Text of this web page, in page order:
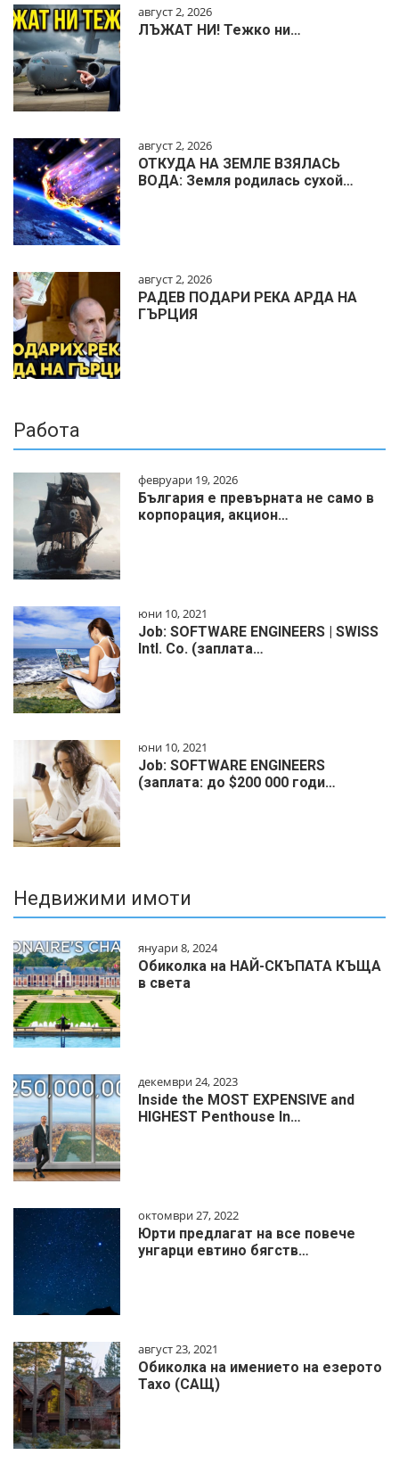
август 2, 2026
ЛЪЖАТ НИ! Тежко ни…
август 2, 2026
ОТКУДА НА ЗЕМЛЕ ВЗЯЛАСЬ
ВОДА: Земля родилась сухой…
август 2, 2026
РАДЕВ ПОДАРИ РЕКА АРДА НА
ГЪРЦИЯ
Работа
февруари 19, 2026
България е превърната не само в
корпорация, акцион…
юни 10, 2021
Job: SOFTWARE ENGINEERS | SWISS
Intl. Co. (заплата…
юни 10, 2021
Job: SOFTWARE ENGINEERS
(заплата: до $200 000 годи…
Недвижими имоти
януари 8, 2024
Обиколка на НАЙ-СКЪПАТА КЪЩА
в света
декември 24, 2023
Inside the MOST EXPENSIVE and
HIGHEST Penthouse In…
октомври 27, 2022
Юрти предлагат на все повече
унгарци евтино бягств…
август 23, 2021
Обиколка на имението на езерото
Тахо (САЩ)